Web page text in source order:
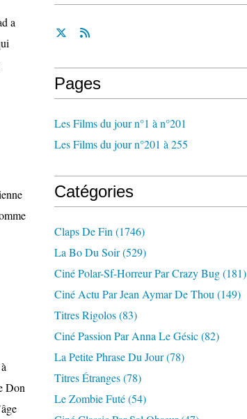
a
Don
Pages
Les Films du jour n°1 à n°201
Les Films du jour n°201 à 255
Catégories
Claps De Fin (1746)
La Bo Du Soir(529)
Ciné Polar-Sf-Horreur Par Crazy Bug(181)
Ciné Actu Par Jean Aymar De Thou (149)
Titres Rigolos(83)
Ciné Passion Par Anna Le Gésic(82)
La Petite Phrase Du Jour(78)
Titres Étranges(78)
Le Zombie Futé(54)